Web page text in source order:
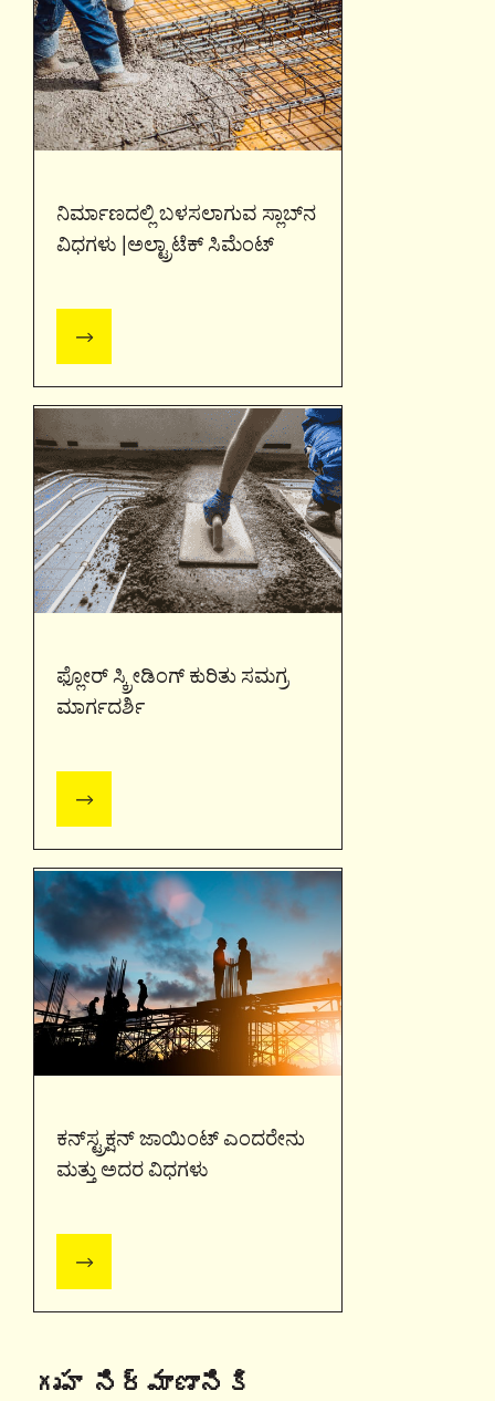
ನಿರ್ಮಾಣದಲ್ಲಿ ಬಳಸಲಾಗುವ ಸ್ಲಾಬ್‌ನ
ವಿಧಗಳು |ಅಲ್ಟ್ರಾಟೆಕ್ ಸಿಮೆಂಟ್
ಫ್ಲೋರ್ ಸ್ಕ್ರೀಡಿಂಗ್ ಕುರಿತು ಸಮಗ್ರ
ಮಾರ್ಗದರ್ಶಿ
ಕನ್​ಸ್ಟ್ರಕ್ಷನ್​ ಜಾಯಿಂಟ್​ ಎಂದರೇನು
ಮತ್ತು ಅದರ ವಿಧಗಳು
గృహ నిర్మాణానికి